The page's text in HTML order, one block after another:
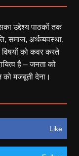
उद्देश्य पाठकों तक
समाज, अर्थव्यवस्था,
को कवर करते
है – जनता को
मजबूती देना।
Like